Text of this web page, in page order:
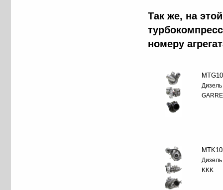
Tак же, на
номеру
Дизель
Дизель
KKK